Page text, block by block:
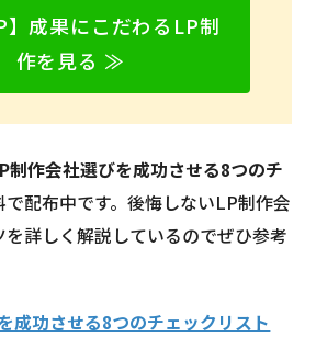
】成果にこだわるLP制
作を見る ≫
制作会社選びを成功させる8つのチ
で配布中です。後悔しないLP制作会
詳しく解説しているのでぜひ参考
成功させる8つのチェックリスト